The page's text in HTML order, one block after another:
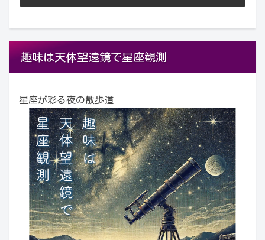
趣味は天体望遠鏡で星座観測
星座が彩る夜の散歩道